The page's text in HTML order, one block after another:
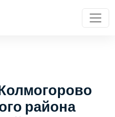
района